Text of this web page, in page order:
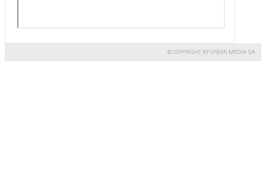
© COPYRIGHT BY GREMI MEDIA SA